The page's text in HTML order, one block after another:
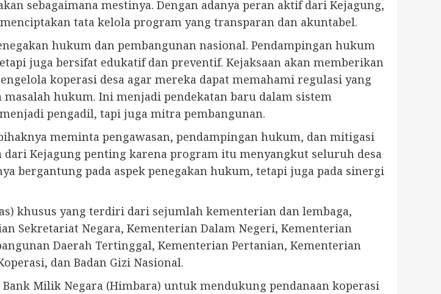
sebagaimana mestinya. Dengan adanya peran aktif dari Kejagung,
tata kelola program yang transparan dan akuntabel.
hukum dan pembangunan nasional. Pendampingan hukum
juga bersifat edukatif dan preventif. Kejaksaan akan memberikan
koperasi desa agar mereka dapat memahami regulasi yang
hukum. Ini menjadi pendekatan baru dalam sistem
pengadil, tapi juga mitra pembangunan.
meminta pengawasan, pendampingan hukum, dan mitigasi
Kejagung penting karena program itu menyangkut seluruh desa
bergantung pada aspek penegakan hukum, tetapi juga pada sinergi
khusus yang terdiri dari sejumlah kementerian dan lembaga,
Sekretariat Negara, Kementerian Dalam Negeri, Kementerian
Daerah Tertinggal, Kementerian Pertanian, Kementerian
dan Badan Gizi Nasional.
Milik Negara (Himbara) untuk mendukung pendanaan koperasi